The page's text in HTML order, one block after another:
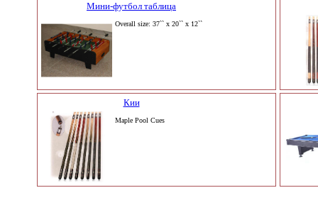
Мини-футбол таблица
Overall size: 37`` x 20`` x 12``
Кии
Maple Pool Cues